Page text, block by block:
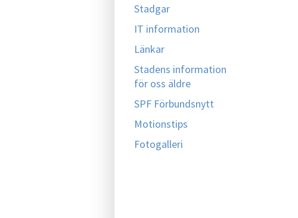
Stadgar
IT information
Länkar
Stadens information
för oss äldre
SPF Förbundsnytt
Motionstips
Fotogalleri